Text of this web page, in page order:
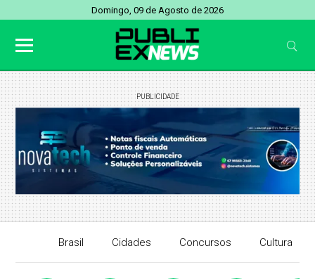
Domingo, 09 de Agosto de 2026
PUBLICIDADE
Brasil Cidades Concursos Cultura